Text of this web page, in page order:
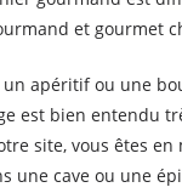
et gourmet
un apéritif ou une
est bien entendu
site, vous êtes
cave ou une